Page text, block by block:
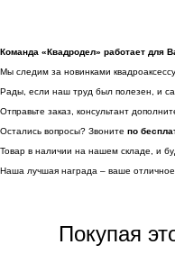
Команда «Квадродел» работает для
Мы следим за новинками
Рады, если наш труд был полезен, и
Отправьте заказ, консультант
Остались вопросы? Звоните по
Товар в наличии на нашем складе, и
Наша лучшая награда – ваше отличное
Покупая